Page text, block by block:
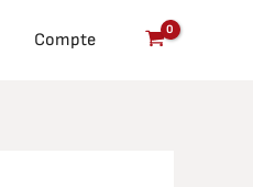
Compte